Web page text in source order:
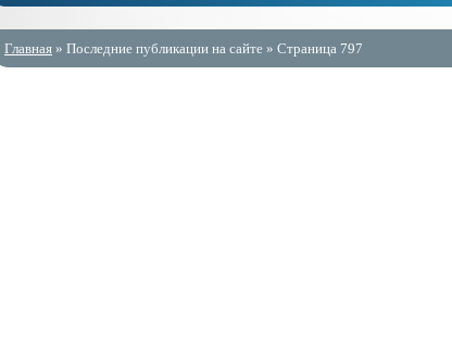
Главная » Последние публикации на сайте » Страница 797